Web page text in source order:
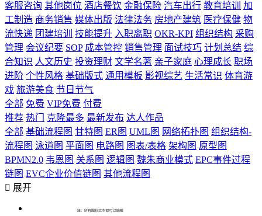
客服咨询 其他岗位 酒店餐饮 金融保险 汽车出行 教育培训
加
工制造 商务销售 媒体出版 法律法务 房地产建筑 医疗保健 物
流快递 团建培训 技能提升 入职离职 OKR-KPI 组织结构 采购
管理 会议纪要 SOP 成本管控 销售管理 面试技巧 计划总结 综
合知识 人文历史 投资理财 文学名著 亲子家庭 心理成长 职场
进阶 个性风格 基础版式 通用模板 影视综艺 生活常识 体育游
戏 旅游美食 节日节气
全部 免费 VIP免费 付费
推荐 热门 克隆最多 最新发布 达人作品
全部 基础流程图 甘特图 ER图 UML图 网络拓扑图 组织结构-
流程图 泳道图 平面图 电路图 图表/表格 架构图 原型图
BPMN2.0 韦恩图 关系图 逻辑图 魏朱商业模式 EPC事件过程
链图 EVC企业价值链图 其他流程图
 展开